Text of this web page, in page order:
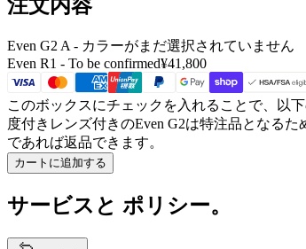
注文内容
Even G2 A - カラーがまだ選択されていません
Even R1 - To be confirmed¥41,800
このボックスにチェックを入れることで、以
度付きレンズ付きのEven G2は特注品となるた
であれば返品できます。
カートに追加する
サービスと ポリシー。